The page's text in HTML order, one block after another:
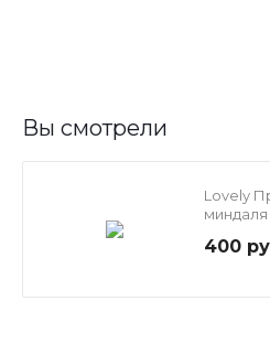
Вы смотрели
Lovely
миндаля
400